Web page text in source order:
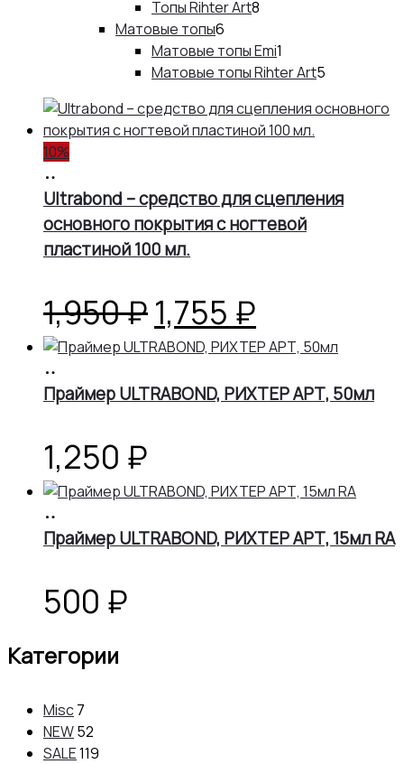
товаров
Топы Rihter Art8
Матовые топы6
товаров
Матовые топы Emi1
товар
Матовые топы Rihter Art5
10%
корзину
Ultrabond – cредство для сцепления
основного покрытия с ногтевой
пластиной 100 мл.
1,950₽Первоначальная
цена
составляла
1,755 ₽
цена:
1,755 ₽.
корзину
Праймер ULTRABOND, РИХТЕР АРТ, 50мл
1,250 ₽
корзину
Праймер ULTRABOND, РИХТЕР АРТ, 15мл RA
500 ₽
Категории
Misc7
NEW52
SALE119